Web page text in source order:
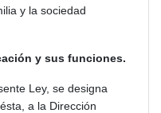
y la sociedad
y sus funciones.
Ley, se designa
a la Dirección